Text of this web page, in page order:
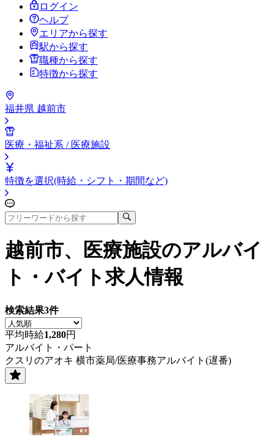
ログイン
ヘルプ
エリアから探す
駅から探す
職種から探す
特徴から探す
福井県 越前市
医療・福祉系 / 医療施設
特徴を選択(時給・シフト・期間など)
越前市、医療施設のアルバイ
ト・バイト求人情報
検索結果3件
平均時給1,280円
アルバイト・パート
クスリのアオキ 横市薬局/医療事務アルバイト(遅番)